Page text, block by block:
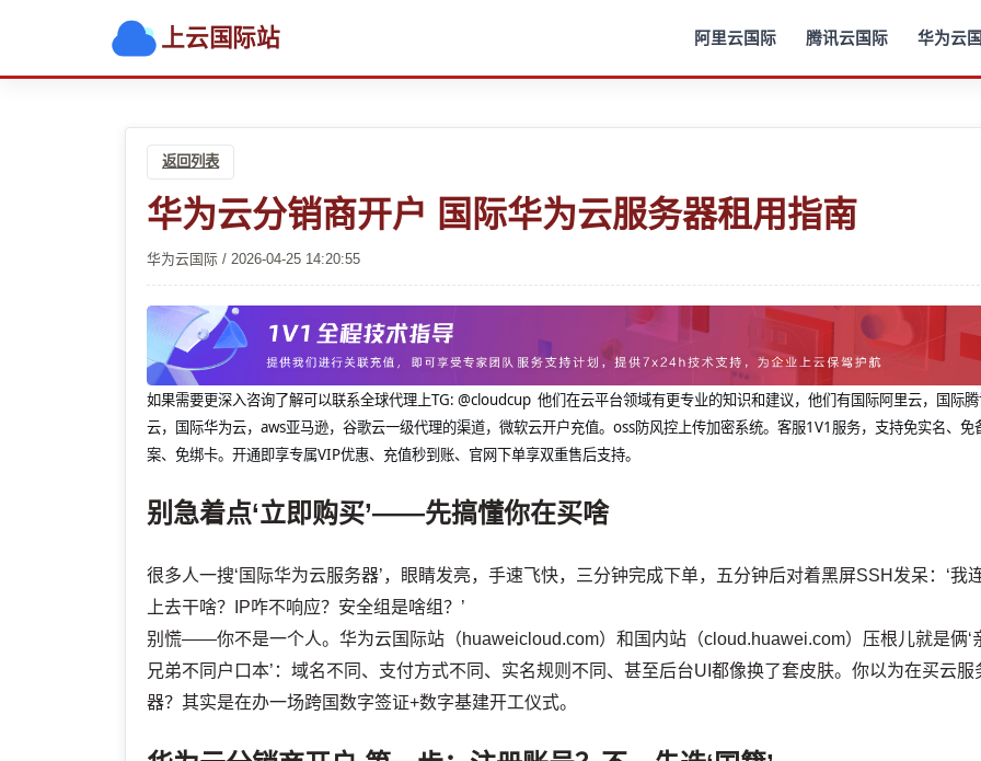
上云国际站 阿里云国际 腾讯云国际 华为云
返回列表
华为云分销商开户 国际华为云服务器租用指南
华为云国际 / 2026-04-25 14:20:55
如果需要更深入咨询了解可以联系全球代理上TG: @cloudcup 他们在云平台领域有更专业的知识和建议，他们有国际阿里云，国际
云，国际华为云，aws亚马逊，谷歌云一级代理的渠道，微软云开户充值。oss防风控上传加密系统。客服1V1服务，支持免实名、免
案、免绑卡。开通即享专属VIP优惠、充值秒到账、官网下单享双重售后支持。
别急着点‘立即购买’——先搞懂你在买啥
很多人一搜‘国际华为云服务器’，眼睛发亮，手速飞快，三分钟完成下单，五分钟后对着黑屏SSH发呆：‘我
上去干啥？IP咋不响应？安全组是啥组？’
别慌——你不是一个人。华为云国际站（huaweicloud.com）和国内站（cloud.huawei.com）压根儿就是俩‘
兄弟不同户口本’：域名不同、支付方式不同、实名规则不同、甚至后台UI都像换了套皮肤。你以为在买云服
器？其实是在办一场跨国数字签证+数字基建开工仪式。